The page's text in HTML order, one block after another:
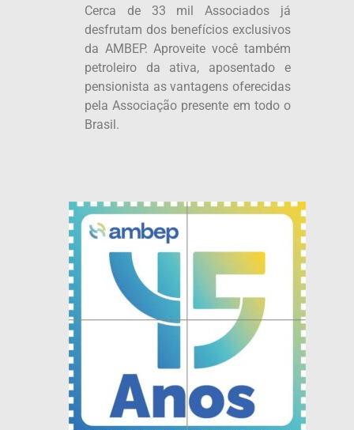
Cerca de 33 mil Associados já
desfrutam dos benefícios exclusivos
da AMBEP. Aproveite você também
petroleiro da ativa, aposentado e
pensionista as vantagens oferecidas
pela Associação presente em todo o
Brasil.